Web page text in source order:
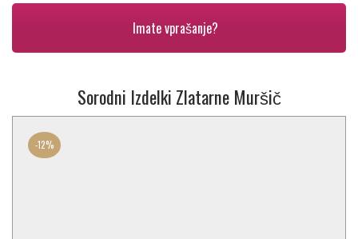
Imate vprašanje?
Sorodni Izdelki Zlatarne Muršič
-12%